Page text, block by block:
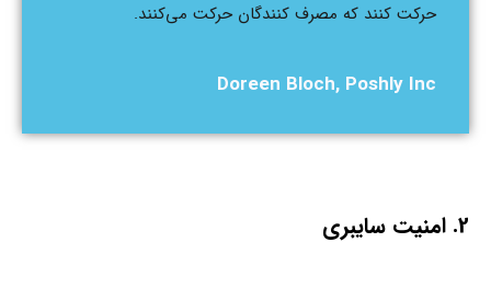
حرکت کنند که مصرف کنندگان حرکت می‌کنند.
Doreen Bloch, Poshly Inc
2. امنیت سایبری